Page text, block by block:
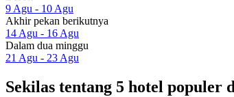
9 Agu - 10 Agu
Akhir pekan berikutnya
14 Agu - 16 Agu
Dalam dua minggu
21 Agu - 23 Agu
Sekilas tentang 5 hotel populer